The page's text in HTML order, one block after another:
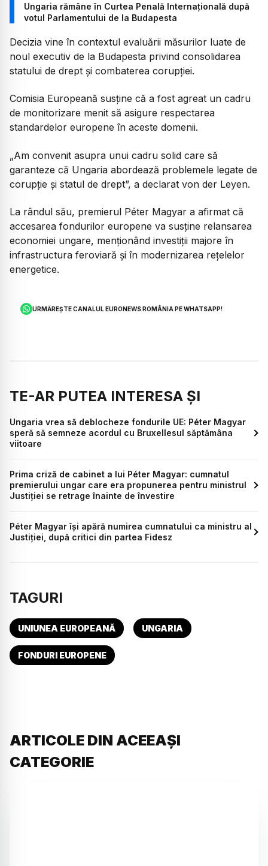
Ungaria rămâne în Curtea Penală Internațională după
votul Parlamentului de la Budapesta
Decizia vine în contextul evaluării măsurilor luate de
noul executiv de la Budapesta privind consolidarea
statului de drept și combaterea corupției.
Comisia Europeană susține că a fost agreat un cadru
de monitorizare menit să asigure respectarea
standardelor europene în aceste domenii.
„Am convenit asupra unui cadru solid care să
garanteze că Ungaria abordează problemele legate de
corupție și statul de drept”, a declarat von der Leyen.
La rândul său, premierul Péter Magyar a afirmat că
accesarea fondurilor europene va susține relansarea
economiei ungare, menționând investiții majore în
infrastructura feroviară și în modernizarea rețelelor
energetice.
URMĂREȘTE CANALUL EURONEWS ROMÂNIA PE WHATSAPP!
TE-AR PUTEA INTERESA ȘI
Ungaria vrea să deblocheze fondurile UE: Péter Magyar
speră să semneze acordul cu Bruxellesul săptămâna
viitoare
Prima criză de cabinet a lui Péter Magyar: cumnatul
premierului ungar care era propunerea pentru ministrul
Justiției se retrage înainte de învestire
Péter Magyar își apără numirea cumnatului ca ministru al
Justiției, după critici din partea Fidesz
TAGURI
UNIUNEA EUROPEANĂ UNGARIA
FONDURI EUROPENE
ARTICOLE DIN ACEEAȘI
CATEGORIE